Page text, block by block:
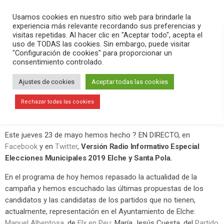
search menu pause PLAY
mayo 23, 2019
Los candidatos lanzan sus últimos
mensajes en Versión Radio
Informativo Especial Elecciones
Municipales
Este jueves 23 de mayo hemos hecho ? EN DIRECTO, en
Facebook y en Twitter, Versión Radio Informativo Especial
Elecciones Municipales 2019 Elche y Santa Pola.
En el programa de hoy hemos repasado la actualidad de la
campaña y hemos escuchado las últimas propuestas de los
candidatos y las candidatas de los partidos que no tienen,
actualmente, representación en el Ayuntamiento de Elche:
Usamos cookies en nuestro sitio web para brindarle la
experiencia más relevante recordando sus preferencias y
visitas repetidas. Al hacer clic en "Aceptar todo", acepta el
uso de TODAS las cookies. Sin embargo, puede visitar
"Configuración de cookies" para proporcionar un
consentimiento controlado.
Ajustes de cookies Aceptar todas las cookies
Rechazar todas las cookies